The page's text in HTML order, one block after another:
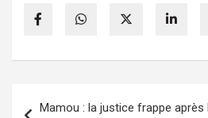
Mamou : la justice frappe après